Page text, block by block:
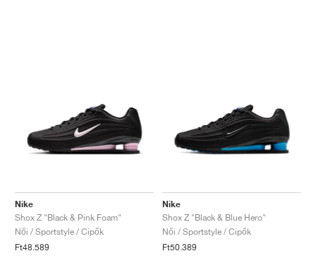
Nike
Shox Z "Black & Pink Foam"
Női / Sportstyle / Cipők
Ft48.589
Nike
Shox Z "Black & Blue Hero"
Női / Sportstyle / Cipők
Ft50.389